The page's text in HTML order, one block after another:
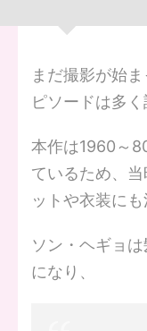
まだ撮影が始
ピソードは多く
本作は1960～
ているため、
ットや衣装にも
ソン・ヘギョ
になり、